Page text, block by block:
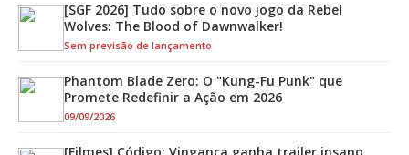
[SGF 2026] Tudo sobre o novo jogo da Rebel
Wolves: The Blood of Dawnwalker!
Sem previsão de lançamento
Phantom Blade Zero: O "Kung-Fu Punk" que
Promete Redefinir a Ação em 2026
09/09/2026